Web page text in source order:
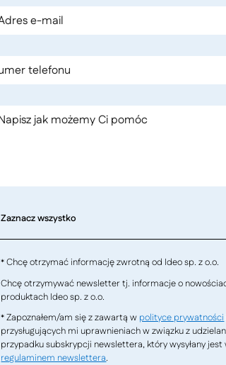
Zaznacz wszystko
* Chcę otrzymać informację zwrotną od Ideo sp. z o.o.
Chcę otrzymywać newsletter tj. informacje o
produktach Ideo sp. z o.o.
* Zapoznałem/am się z zawartą w polityce prywatności
przysługujących mi uprawnieniach w związku z
przypadku subskrypcji newslettera, który wysyłany
regulaminem newslettera.